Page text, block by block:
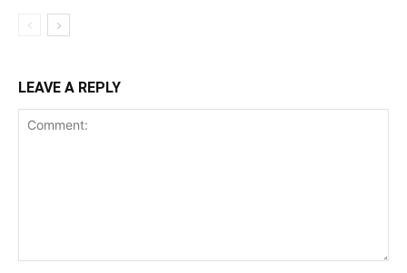
LEAVE A REPLY